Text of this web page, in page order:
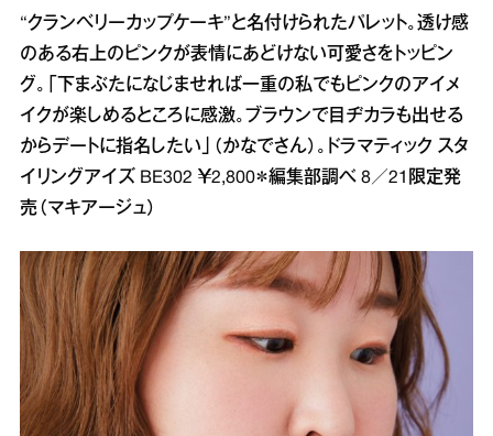
“クランベリーカップケーキ”と名付けられたパレット。透け感
のある右上のピンクが表情にあどけない可愛さをトッピン
グ。「下まぶたになじませれば一重の私でもピンクのアイメ
イクが楽しめるところに感激。ブラウンで目ヂカラも出せる
からデートに指名したい」（かなでさん）。ドラマティック スタ
イリングアイズ BE302 ￥2,800＊編集部調べ 8／21限定発
売（マキアージュ）